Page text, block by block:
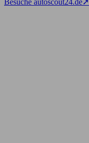
Besuche autoscout24.de➚